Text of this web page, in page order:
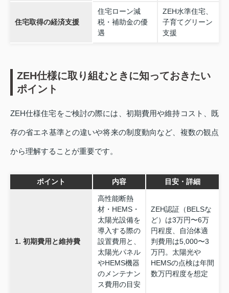
住宅取得の経済支援
住宅ローン減
税・補助金の優
遇
ZEH水準住宅、
子育てグリーン
支援
ZEH仕様に取り組むときに知っておきたい
ポイント
ZEH仕様住宅をご検討の際には、初期費用や維持コスト、既
存の省エネ基準との違いや将来の制度動向など、複数の観点
から理解することが重要です。
ポイント 内容 目安・詳細
1. 初期費用と維持費
高性能断熱
材・HEMS・
太陽光設備を
導入する際の
設置費用と、
太陽光パネル
やHEMS機器
のメンテナン
ス費用の目安
ZEH認証（BELSな
ど）は3万円〜6万
円程度、自治体適
判費用は5,000〜3
万円。太陽光や
HEMSの点検は年間
数万円程度を想定